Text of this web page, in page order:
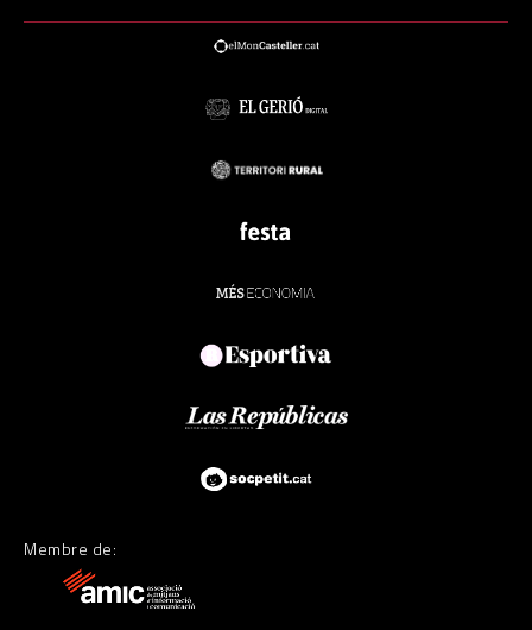
Membre de: